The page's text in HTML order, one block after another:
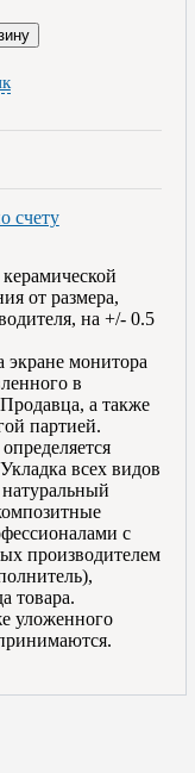
счету
от размера,
на +/- 0.5
экране монитора
в
а также
партией.
всех видов
с
производителем
товара.
уложенного